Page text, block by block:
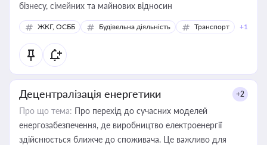
бізнесу, сімейних та майнових відносин
ЖКГ, ОСББ Будівельна діяльність Транспорт +1
Децентралізація енергетики +2
Про що тема: Про перехід до сучасних моделей
енергозабезпечення, де виробництво електроенергії
здійснюється ближче до споживача. Це важливо для